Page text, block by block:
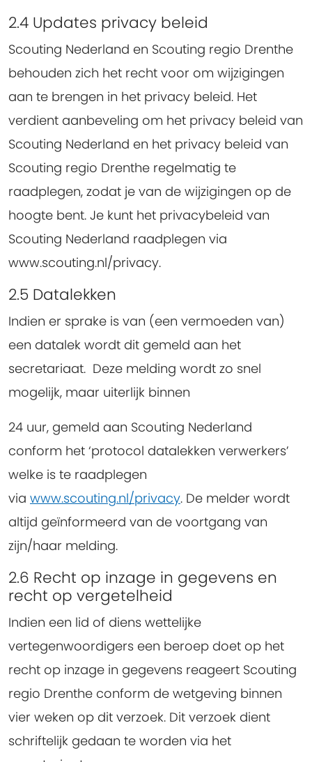
2.4 Updates privacy beleid
Scouting Nederland en Scouting regio Drenthe
behouden zich het recht voor om wijzigingen
aan te brengen in het privacy beleid. Het
verdient aanbeveling om het privacy beleid van
Scouting Nederland en het privacy beleid van
Scouting regio Drenthe regelmatig te
raadplegen, zodat je van de wijzigingen op de
hoogte bent. Je kunt het privacybeleid van
Scouting Nederland raadplegen via
www.scouting.nl/privacy.
2.5 Datalekken
Indien er sprake is van (een vermoeden van)
een datalek wordt dit gemeld aan het
secretariaat. Deze melding wordt zo snel
mogelijk, maar uiterlijk binnen
24 uur, gemeld aan Scouting Nederland
conform het ‘protocol datalekken verwerkers’
welke is te raadplegen
via www.scouting.nl/privacy. De melder wordt
altijd geïnformeerd van de voortgang van
zijn/haar melding.
2.6 Recht op inzage in gegevens en
recht op vergetelheid
Indien een lid of diens wettelijke
vertegenwoordigers een beroep doet op het
recht op inzage in gegevens reageert Scouting
regio Drenthe conform de wetgeving binnen
vier weken op dit verzoek. Dit verzoek dient
schriftelijk gedaan te worden via het